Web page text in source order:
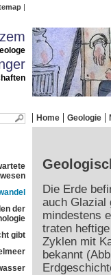
Home Geologie
der
gibt
Die Erde
auch Glazial
mindestens
traten
Zyklen mit
bekannt